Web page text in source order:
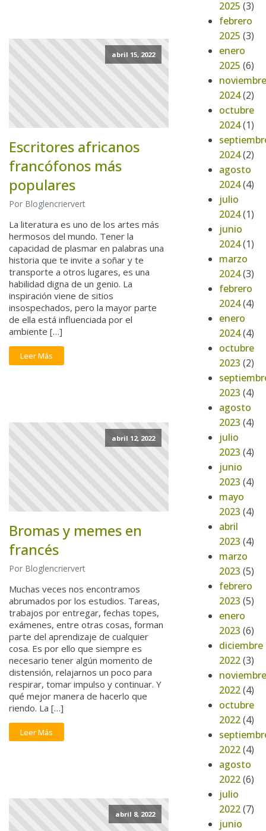
abril 15, 2022
Escritores africanos
francófonos más
populares
Por Bloglencriervert
La literatura es uno de los artes más
hermosos del mundo. Tener la
capacidad de plasmar en palabras una
historia que te invite a soñar y te
transporte a otros lugares, es una
habilidad digna de un genio. La
inspiración viene de sitios
insospechados, pero la mayor parte
de ella está influenciada por el
ambiente […]
Leer Más
abril 12, 2022
Bromas y memes en
francés
Por Bloglencriervert
Muchas veces nos encontramos
abrumados por los estudios. Tareas,
trabajos por entregar, fechas topes,
exámenes, entre otras cosas, forman
parte del aprendizaje de cualquier
cosa. Es por ello que siempre es
necesario tener algún momento de
distensión, relajarnos un poco para
respirar, tomar impulso y continuar. Y
qué mejor manera de hacerlo que
riendo. La […]
Leer Más
abril 8, 2022
2025 (3)
febrero
2025 (3)
enero
2025 (6)
noviembre
2024(2)
octubre
2024(1)
2024(2)
agosto
2024(4)
julio
2024(1)
junio
2024(1)
marzo
2024(3)
febrero
2024(4)
enero
2024(4)
octubre
2023 (2)
2023 (4)
agosto
2023 (4)
julio
2023 (4)
junio
2023 (4)
mayo
2023 (4)
abril
2023 (4)
marzo
2023 (5)
febrero
2023 (5)
enero
2023 (6)
diciembre
2022(3)
noviembre
2022(4)
octubre
2022(4)
2022(4)
agosto
2022(6)
julio
2022(7)
junio